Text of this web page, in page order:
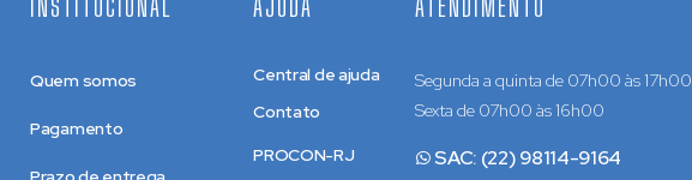
Quem somos
Pagamento
Central de ajuda
Contato
PROCON-RJ
Segunda a quinta de 07h00 às 17h00
Sexta de 07h00 às 16h00
SAC: (22) 98114-9164